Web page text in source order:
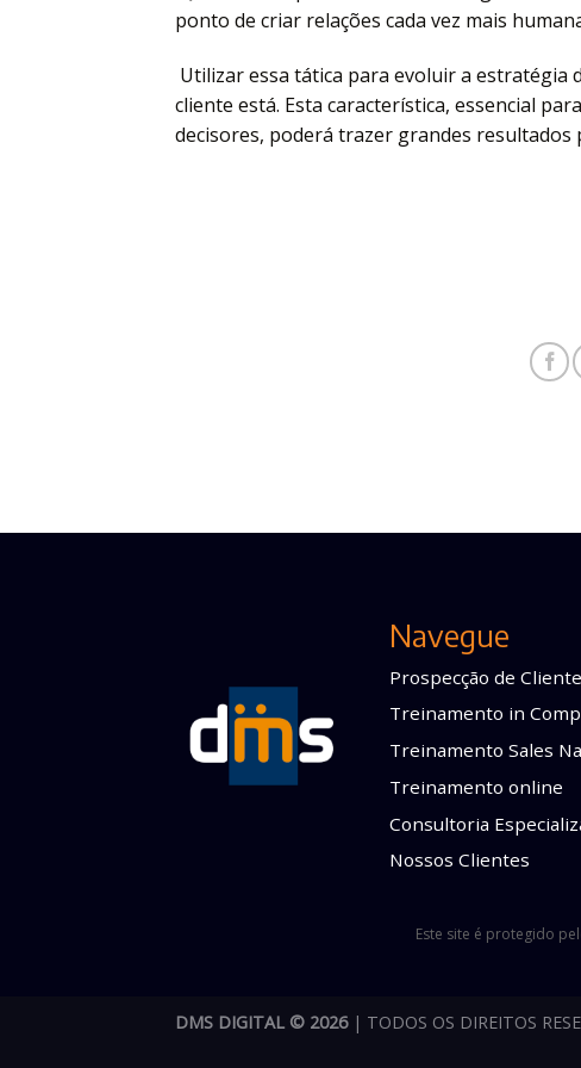
ponto de criar relações cada vez mais
Utilizar essa tática para evoluir a estratégia
cliente está. Esta característica, essencial
decisores, poderá trazer grandes resultados
Navegue
Prospecção de
Treinamento in
Treinamento Sales
Treinamento online
Consultoria
Nossos Clientes
Este site é protegido
DMS DIGITAL © 2026 | TODOS OS DIREITOS